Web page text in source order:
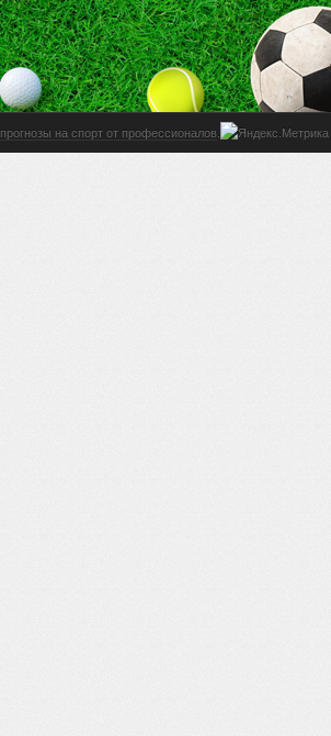
прогнозы на спорт от профессионалов